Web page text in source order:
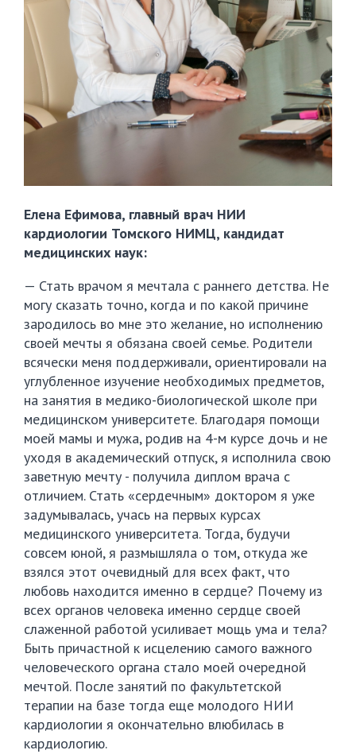
Елена Ефимова, главный врач НИИ
кардиологии Томского НИМЦ, кандидат
медицинских наук:
— Стать врачом я мечтала с раннего детства. Не
могу сказать точно, когда и по какой причине
зародилось во мне это желание, но исполнению
своей мечты я обязана своей семье. Родители
всячески меня поддерживали, ориентировали на
углубленное изучение необходимых предметов,
на занятия в медико-биологической школе при
медицинском университете. Благодаря помощи
моей мамы и мужа, родив на 4-м курсе дочь и не
уходя в академический отпуск, я исполнила свою
заветную мечту - получила диплом врача с
отличием. Стать «сердечным» доктором я уже
задумывалась, учась на первых курсах
медицинского университета. Тогда, будучи
совсем юной, я размышляла о том, откуда же
взялся этот очевидный для всех факт, что
любовь находится именно в сердце? Почему из
всех органов человека именно сердце своей
слаженной работой усиливает мощь ума и тела?
Быть причастной к исцелению самого важного
человеческого органа стало моей очередной
мечтой. После занятий по факультетской
терапии на базе тогда еще молодого НИИ
кардиологии я окончательно влюбилась в
кардиологию.